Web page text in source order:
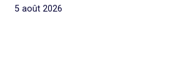
5 août 2026